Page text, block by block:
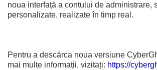
noua interfață a contului de administrare,
personalizate, realizate în timp real.
Pentru a descărca noua versiune
mai multe informații, vizitați: https://